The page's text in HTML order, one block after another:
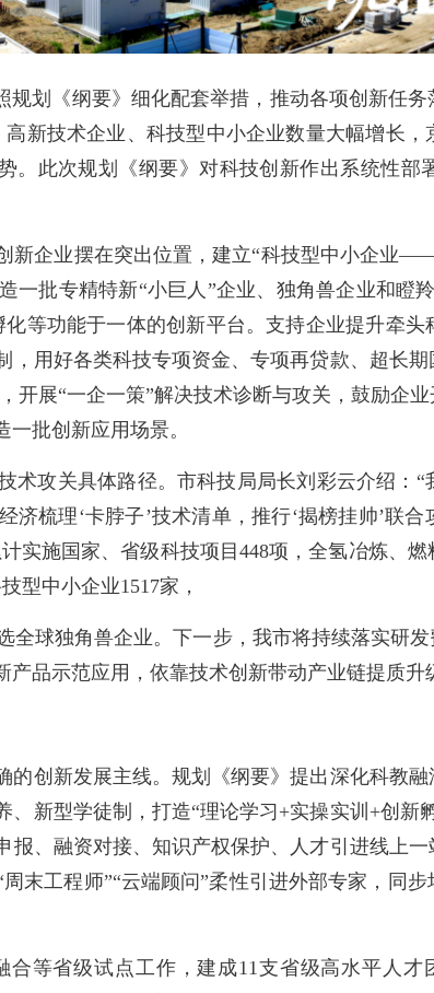
划《纲要》细化配套举措，推动各项创新任务
新技术企业、科技型中小企业数量大幅增长
。此次规划《纲要》对科技创新作出系统性
企业摆在突出位置，建立“科技型中小企业
一批专精特新“小巨人”企业、独角兽企业和瞪
等功能于一体的创新平台。支持企业提升牵
用好各类科技专项资金、专项再贷款、超长
开展“一企一策”解决技术诊断与攻关，鼓励企
批创新应用场景。
攻关具体路径。市科技局局长刘彩云介绍：“
梳理‘卡脖子’技术清单，推行‘揭榜挂帅’联
实施国家、省级科技项目448项，全氢冶炼、
型中小企业1517家，
球独角兽企业。下一步，我市将持续落实研
品示范应用，依靠技术创新带动产业链提质升
创新发展主线。规划《纲要》提出深化科教融
新型学徒制，打造“理论学习+实操实训+创新
、融资对接、知识产权保护、人才引进线上
末工程师”“云端顾问”柔性引进外部专家，同
省级试点工作，建成11支省级高水平人才